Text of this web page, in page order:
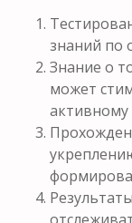
знаний по
Знание о
может
активному